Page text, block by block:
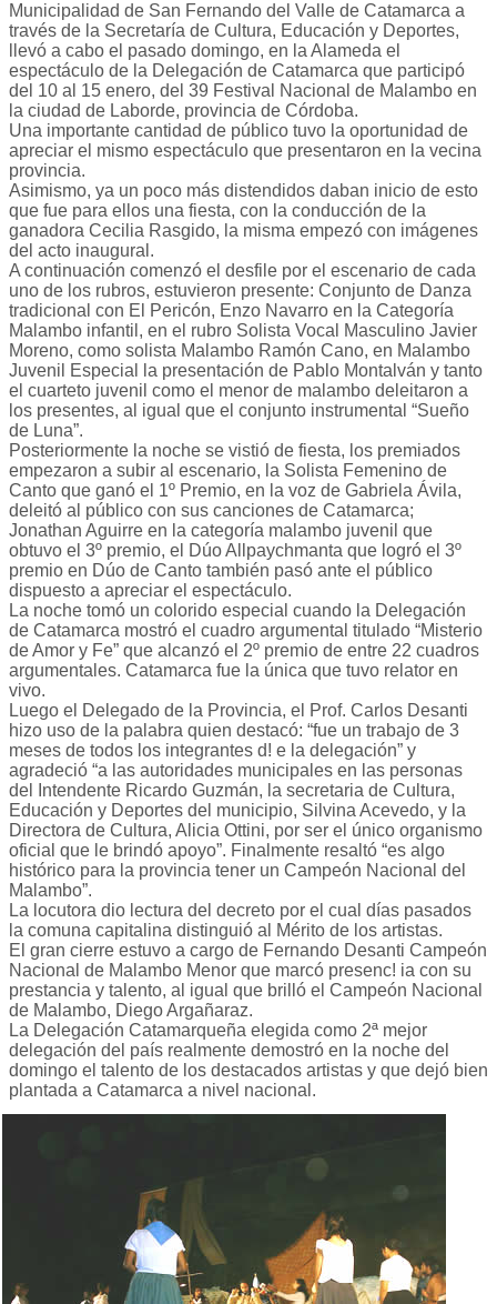
Municipalidad de San Fernando del Valle de Catamarca a
través de la Secretaría de Cultura, Educación y Deportes,
llevó a cabo el pasado domingo, en la Alameda el
espectáculo de la Delegación de Catamarca que participó
del 10 al 15 enero, del 39 Festival Nacional de Malambo en
la ciudad de Laborde, provincia de Córdoba.
Una importante cantidad de público tuvo la oportunidad de
apreciar el mismo espectáculo que presentaron en la vecina
provincia.
Asimismo, ya un poco más distendidos daban inicio de esto
que fue para ellos una fiesta, con la conducción de la
ganadora Cecilia Rasgido, la misma empezó con imágenes
del acto inaugural.
A continuación comenzó el desfile por el escenario de cada
uno de los rubros, estuvieron presente: Conjunto de Danza
tradicional con El Pericón, Enzo Navarro en la Categoría
Malambo infantil, en el rubro Solista Vocal Masculino Javier
Moreno, como solista Malambo Ramón Cano, en Malambo
Juvenil Especial la presentación de Pablo Montalván y tanto
el cuarteto juvenil como el menor de malambo deleitaron a
los presentes, al igual que el conjunto instrumental “Sueño
de Luna”.
Posteriormente la noche se vistió de fiesta, los premiados
empezaron a subir al escenario, la Solista Femenino de
Canto que ganó el 1º Premio, en la voz de Gabriela Ávila,
deleitó al público con sus canciones de Catamarca;
Jonathan Aguirre en la categoría malambo juvenil que
obtuvo el 3º premio, el Dúo Allpaychmanta que logró el 3º
premio en Dúo de Canto también pasó ante el público
dispuesto a apreciar el espectáculo.
La noche tomó un colorido especial cuando la Delegación
de Catamarca mostró el cuadro argumental titulado “Misterio
de Amor y Fe” que alcanzó el 2º premio de entre 22 cuadros
argumentales. Catamarca fue la única que tuvo relator en
vivo.
Luego el Delegado de la Provincia, el Prof. Carlos Desanti
hizo uso de la palabra quien destacó: “fue un trabajo de 3
meses de todos los integrantes d! e la delegación” y
agradeció “a las autoridades municipales en las personas
del Intendente Ricardo Guzmán, la secretaria de Cultura,
Educación y Deportes del municipio, Silvina Acevedo, y la
Directora de Cultura, Alicia Ottini, por ser el único organismo
oficial que le brindó apoyo”. Finalmente resaltó “es algo
histórico para la provincia tener un Campeón Nacional del
Malambo”.
La locutora dio lectura del decreto por el cual días pasados
la comuna capitalina distinguió al Mérito de los artistas.
El gran cierre estuvo a cargo de Fernando Desanti Campeón
Nacional de Malambo Menor que marcó presenc! ia con su
prestancia y talento, al igual que brilló el Campeón Nacional
de Malambo, Diego Argañaraz.
La Delegación Catamarqueña elegida como 2ª mejor
delegación del país realmente demostró en la noche del
domingo el talento de los destacados artistas y que dejó bien
plantada a Catamarca a nivel nacional.